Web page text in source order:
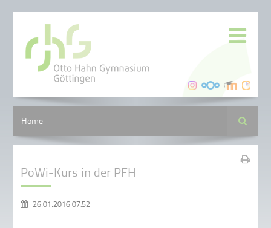
Home Suche
PoWi-Kurs in der PFH
26.01.2016 07:52